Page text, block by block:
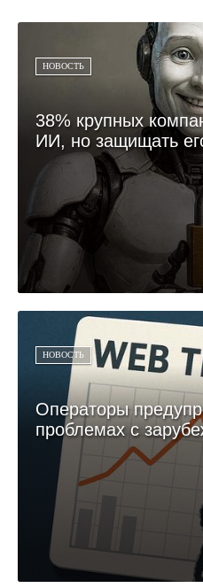
НОВОСТЬ
38% крупных
ИИ, но защищать
НОВОСТЬ
Операторы
проблемах с